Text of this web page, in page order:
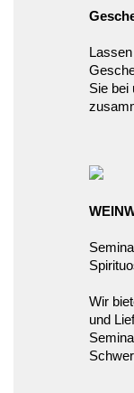
Sie bei
Wir
und